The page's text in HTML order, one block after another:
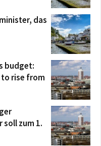
das
budget:
to rise from
zum 1.